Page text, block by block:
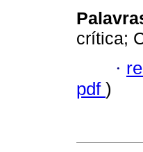
crítica;
·
pdf )